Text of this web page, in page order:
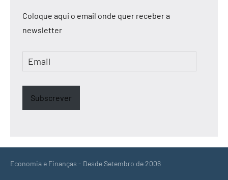
Coloque aqui o email onde quer receber a
newsletter
Email
Subscrever
Economia e Finanças - Desde Setembro de 2006